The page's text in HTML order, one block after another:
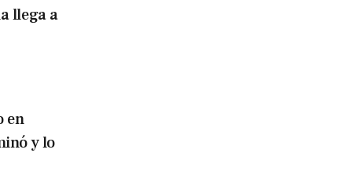
llega a
en
y lo